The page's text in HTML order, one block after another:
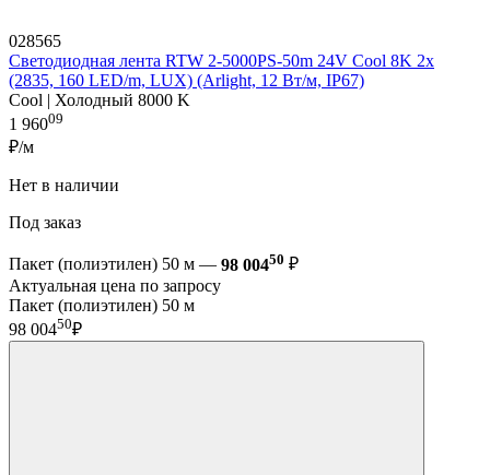
028565
Светодиодная лента RTW 2-5000PS-50m 24V Cool 8K 2x
(2835, 160 LED/m, LUX) (Arlight, 12 Вт/м, IP67)
Cool | Холодный 8000 K
1 96009
₽/м
Нет в наличии
Под заказ
Пакет (полиэтилен) 50 м — 98 00450 ₽
Актуальная цена по запросу
Пакет (полиэтилен) 50 м
98 00450₽